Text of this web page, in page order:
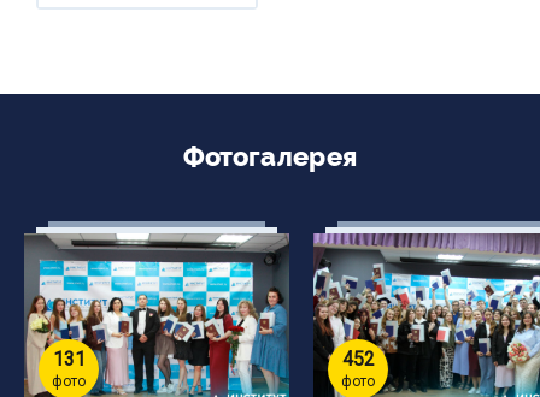
Фотогалерея
131
фото
452
фото